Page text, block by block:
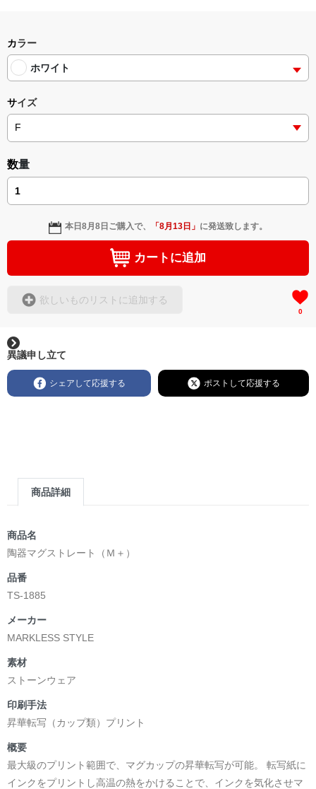
<デザイン画集&グッズカタログ>
＿＿＿＿＿＿＿＿＿＿＿＿＿＿＿＿＿＿＿＿＿＿
小説 [刺すように燃えるような眼差しは] -Version1.
挿画&グッズカタログ <デザイン画集:BEST版>
＜著者:絵本/挿画作成＞ 凛々風 猛-リリカゼタケル
小説 [刺すように燃えるような眼差しは] -Version2.
挿画&グッズカタログ <デザイン画集:BEST版>
＜著者:絵本/挿画作成＞ 凛々風 猛-リリカゼタケル
小説 [刺すように燃えるような眼差しは]
-Comics Style Version.
挿画&グッズカタログ <デザイン画集:BEST版>
＜著者/絵本:挿画作成＞ 凛々風 猛 -リリカゼタケル
https://amzn.asia/d/gPVyU1t
＜著者 : 作詞＞ 凛々風 猛 -リリカゼタケル
日本語版: https://amzn.asia/d/ipdf8cX
英語版: https://amzn.asia/d/1nwVIb6
▶︎弛まぬ言霊[+挿画50作品版]
＜著者: 作詞/挿画作成＞ 凛々風 猛 -リリカゼタケル
日本語版: https://amzn.asia/d/3czgKs8
英語版: https://amzn.asia/d/bpIME7s
▶︎弛まぬ言霊 <+挿画/スケッチ&塗り絵ver.版>
-ロードムービー系ミュージカル小説 +作詞20曲
+挿画スケッチスタイル&塗り絵バージョン-
＜著者/小説:作詞:挿画作成＞
凛々風 猛-リリカゼタケル
▶︎刺すように燃えるような眼差しは
[第2作品: 通常版.小説のみ.]
＜著者＞ 凛々風 猛 -リリカゼタケル
日本語版: https://amzn.asia/d/7GbUq3Z
[主人公である小説家の遺作]を絵本化。
＜小説/絵本版＞ 凛々風猛 -ririkazetakeru
英語版: https://amzn.asia/d/8u7Cebe
＿＿＿＿＿＿＿＿＿＿＿＿＿＿＿＿＿＿＿＿＿＿
▶︎刺すように燃えるような眼差しは [+挿画51作品版]
＜著者: 絵本/挿画作成＞ 凛々風 猛 -リリカゼタケル
日本語版: https://amzn.asia/d/8oNk92Q
<デザイン画集&グッズカタログ>
小説 [弛まぬ言霊]
挿画&グッズカタログ <デザイン画集:BEST版>
＜著者:作詞/挿画作成＞ 凛々風 猛 -リリカゼタケル
☆本作品内で表現されている作詞20曲も掲載.
日本語版: https://amzn.asia/d/1pxD3g4
カラー
ホワイト
サイズ
数量
本日8月8日 ご購入で、 「8月13日 」 に発送致します。
カートに追加
欲しいものリストに追加する
0
異議申し立て
シェアして応援する ポストして応援する
商品詳細
商品名
陶器マグストレート（Ｍ＋）
品番
TS-1885
メーカー
MARKLESS STYLE
素材
ストーンウェア
印刷手法
昇華転写（カップ類）プリント
概要
最大級のプリント範囲で、マグカップの昇華転写が可能。 転写紙に
インクをプリントし高温の熱をかけることで、インクを気化させマ